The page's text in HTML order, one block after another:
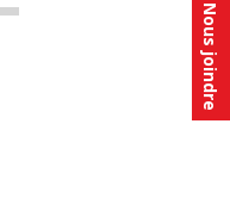
Nous joindre